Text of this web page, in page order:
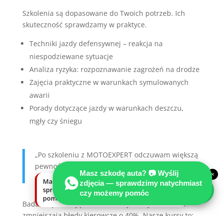
Szkolenia są dopasowane do Twoich potrzeb. Ich
skuteczność sprawdzamy w praktyce.
Techniki jazdy defensywnej – reakcja na
niespodziewane sytuacje
Analiza ryzyka: rozpoznawanie zagrożeń na drodze
Zajęcia praktyczne w warunkach symulowanych
awarii
Porady dotyczące jazdy w warunkach deszczu,
mgły czy śniegu
„Po szkoleniu z MOTOEXPERT odczuwam większą
pewność w sytuacjach gęstej ruchu” – opinia
uczestnika z 2023 roku.
Badania pokazują, że uczestnicy naszych szkoleń
Masz szkodę auta? 📷 Wyślij
zdjęcia — sprawdzimy natychmiast
czy możemy pomóc
×
Masz szkodę auta? Wyślij zdjęcia —
sprawdzimy natychmiast, czy możemy
pomóc.